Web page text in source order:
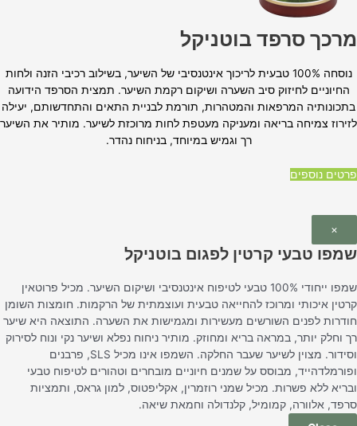
מרכך סרפד בוטניקל
נוסחה 100% טבעית לריכוך אינטנסיבי של השיער, בשילוב רכיבי הזנה ולחות
החיוניים לחיזוק סיב השערה ושיקום רקמת השיער. תמצית הסרפד הידועה
בתכונותיה המרפאות והמטהרות, תורמת לבניית התאים והתחדשותם, יעילה
לזירוז צמיחה בריאה ומעניקה מעטפת לחות מרוכזת לשיער. מותיר את השיער
רך וגמיש במיוחד, בניחוח נהדר.
פרטים נוספים
×
שמפו טבעי קרטין לפגום בוטניקל
שמפו ייחודי 100% טבעי לטיפוח אינטנסיבי ושיקום השיער. מכיל פרוטאין
קרטין איכותי ומרוכז להחייאה טבעית ועוצמתית של הרקמות. חומצות השומן
חודרות לפנים השורשים מעשירות ומגמישות את השערה. התוצאה היא שיער
רך וחלק יותר, במראה בריא ומחוזק. מותיר ניחוח נפלא ושיער נקי ונוח לסירוק
וסידור. מצוין לשיער שעבר החלקה. השמפו אינו מכיל SLS, פרבנים
ופורמלדהייד, מבוסס על שמנים חיוניים מובחרים וטהורים לטיפוח טבעי
ובריא ללא פשרות. מכיל שמני רוזמרין, אקליפטוס, למון גראס, ותמציות
סרפד, אלוורה, קמומיל, קלנדולה וחמאת שיאה.